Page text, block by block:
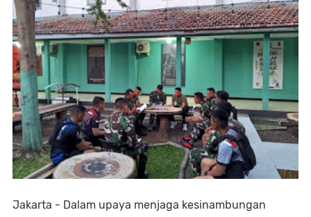
Jakarta - Dalam upaya menjaga kesinambungan